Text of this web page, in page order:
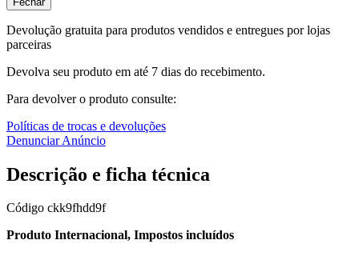
Devolução gratuita para produtos vendidos e entregues por lojas
parceiras
Devolva seu produto em até 7 dias do recebimento.
Para devolver o produto consulte:
Políticas de trocas e devoluções
Denunciar Anúncio
Descrição e ficha técnica
Código ckk9fhdd9f
Produto Internacional, Impostos incluídos